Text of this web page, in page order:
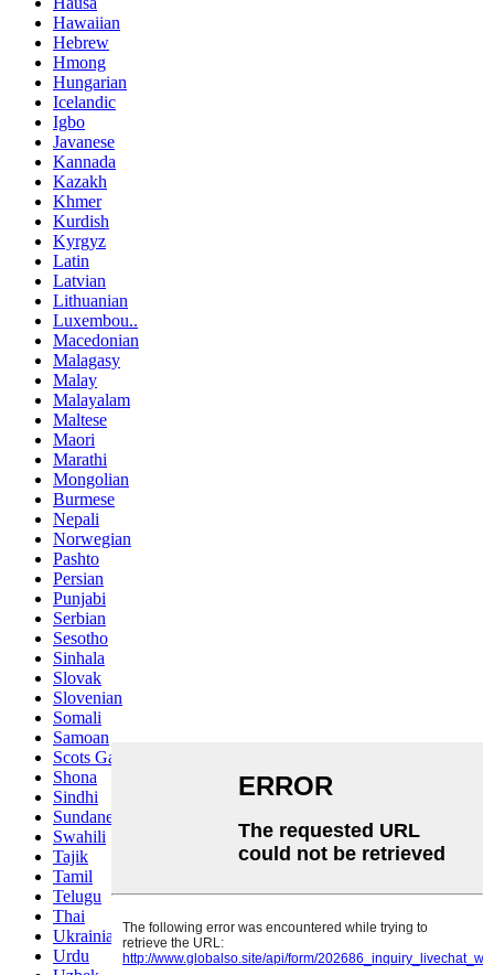
Hawaiian
Hebrew
Hmong
Hungarian
Icelandic
Igbo
Javanese
Kannada
Kazakh
Khmer
Kurdish
Kyrgyz
Latin
Latvian
Lithuanian
Luxembou..
Macedonian
Malagasy
Malay
Malayalam
Maltese
Maori
Marathi
Mongolian
Burmese
Nepali
Norwegian
Pashto
Persian
Punjabi
Serbian
Sesotho
Sinhala
Slovak
Slovenian
Somali
Samoan
Scots Gaelic
Shona
Sindhi
Sundanese
Swahili
Tajik
Tamil
Telugu
Thai
Ukrainian
Urdu